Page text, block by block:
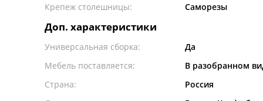
Крепеж столешницы:
Саморезы
Доп. характеристики
Универсальная сборка:
Да
Мебель поставляется:
В разобранном
Страна:
Россия